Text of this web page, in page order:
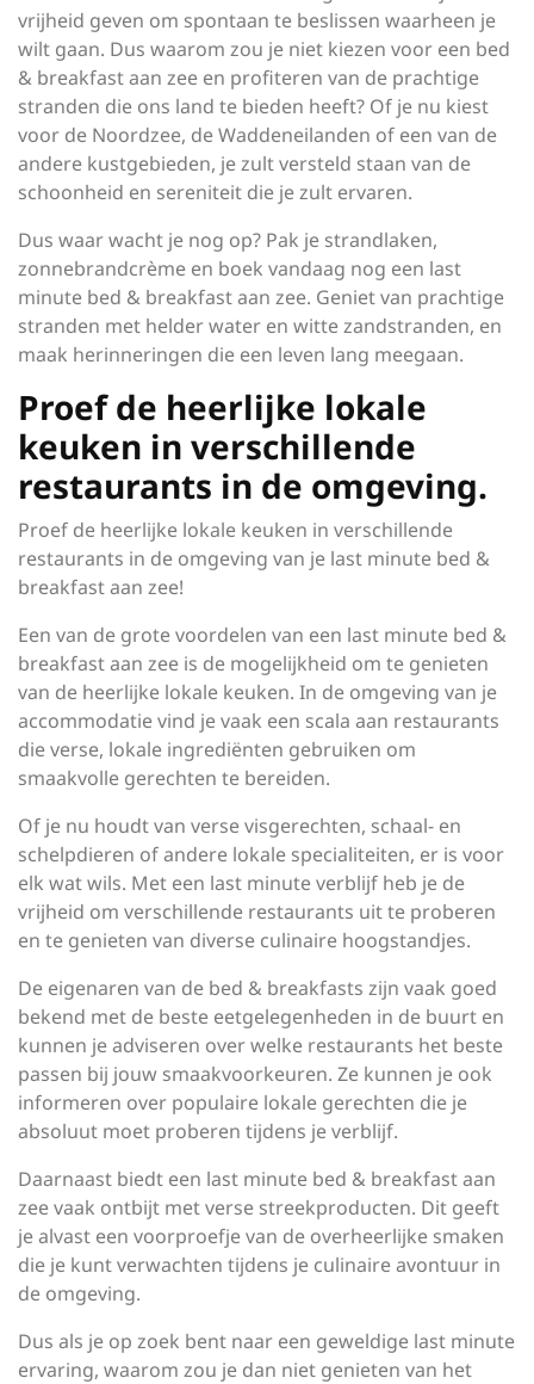
vrijheid geven om spontaan te beslissen waarheen je
wilt gaan. Dus waarom zou je niet kiezen voor een bed
& breakfast aan zee en profiteren van de prachtige
stranden die ons land te bieden heeft? Of je nu kiest
voor de Noordzee, de Waddeneilanden of een van de
andere kustgebieden, je zult versteld staan van de
schoonheid en sereniteit die je zult ervaren.
Dus waar wacht je nog op? Pak je strandlaken,
zonnebrandcrème en boek vandaag nog een last
minute bed & breakfast aan zee. Geniet van prachtige
stranden met helder water en witte zandstranden, en
maak herinneringen die een leven lang meegaan.
Proef de heerlijke lokale
keuken in verschillende
restaurants in de omgeving.
Proef de heerlijke lokale keuken in verschillende
restaurants in de omgeving van je last minute bed &
breakfast aan zee!
Een van de grote voordelen van een last minute bed &
breakfast aan zee is de mogelijkheid om te genieten
van de heerlijke lokale keuken. In de omgeving van je
accommodatie vind je vaak een scala aan restaurants
die verse, lokale ingrediënten gebruiken om
smaakvolle gerechten te bereiden.
Of je nu houdt van verse visgerechten, schaal- en
schelpdieren of andere lokale specialiteiten, er is voor
elk wat wils. Met een last minute verblijf heb je de
vrijheid om verschillende restaurants uit te proberen
en te genieten van diverse culinaire hoogstandjes.
De eigenaren van de bed & breakfasts zijn vaak goed
bekend met de beste eetgelegenheden in de buurt en
kunnen je adviseren over welke restaurants het beste
passen bij jouw smaakvoorkeuren. Ze kunnen je ook
informeren over populaire lokale gerechten die je
absoluut moet proberen tijdens je verblijf.
Daarnaast biedt een last minute bed & breakfast aan
zee vaak ontbijt met verse streekproducten. Dit geeft
je alvast een voorproefje van de overheerlijke smaken
die je kunt verwachten tijdens je culinaire avontuur in
de omgeving.
Dus als je op zoek bent naar een geweldige last minute
ervaring, waarom zou je dan niet genieten van het